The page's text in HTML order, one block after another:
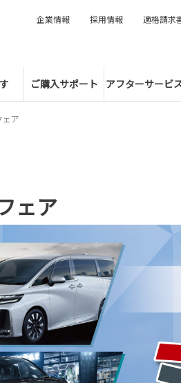
ご購入サポート アフターサービ
企業情報 採用情報 適格請求
ェア
ェア